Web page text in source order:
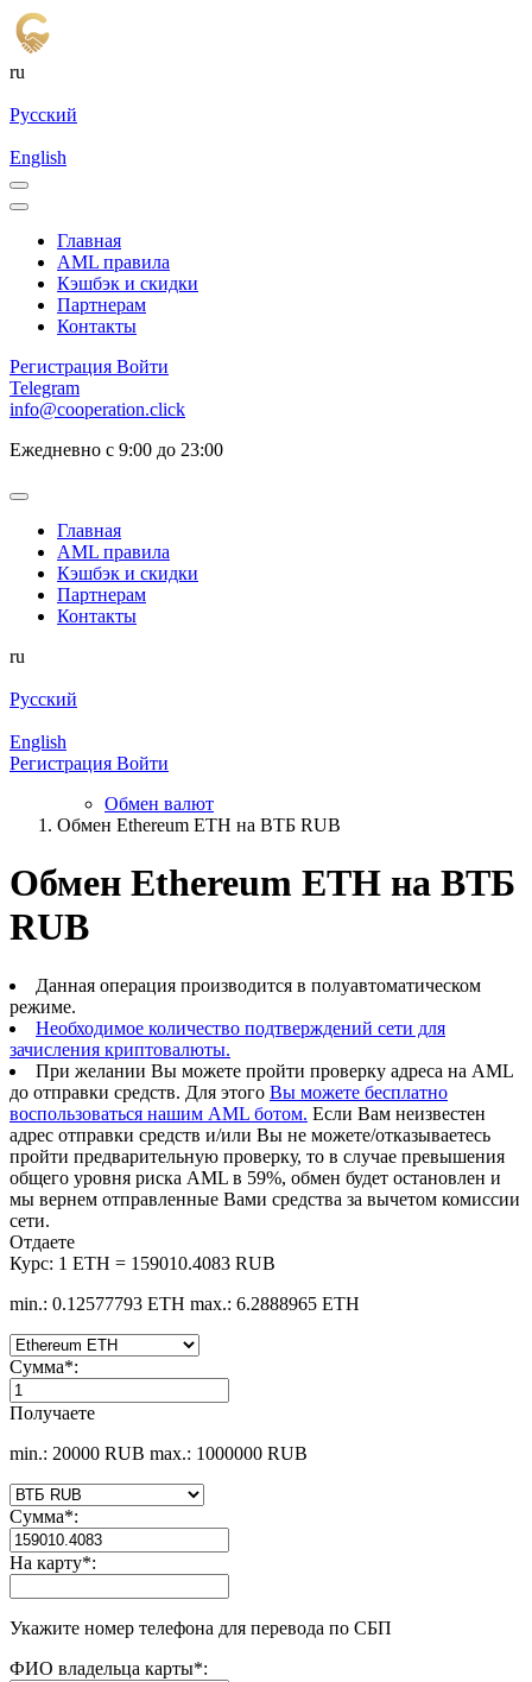
ru
Русский
English
Главная
AML правила
Кэшбэк и cкидки
Партнерам
Контакты
Регистрация Войти
Telegram
info@cooperation.click
Ежедневно с 9:00 до 23:00
Главная
AML правила
Кэшбэк и cкидки
Партнерам
Контакты
ru
Русский
English
Регистрация Войти
Обмен валют
Обмен Ethereum ETH на ВТБ RUB
Обмен Ethereum ETH на ВТБ
RUB
Данная операция производится в полуавтоматическом
режиме.
Необходимое количество подтверждений сети для
зачисления криптовалюты.
При желании Вы можете пройти проверку адреса на AML
до отправки средств. Для этого Вы можете бесплатно
воспользоваться нашим AML ботом. Если Вам неизвестен
адрес отправки средств и/или Вы не можете/отказываетесь
пройти предварительную проверку, то в случае превышения
общего уровня риска AML в 59%, обмен будет остановлен и
мы вернем отправленные Вами средства за вычетом комиссии
сети.
Отдаете
Курс: 1 ETH = 159010.4083 RUB
min.: 0.12577793 ETH max.: 6.2888965 ETH
Сумма*:
Получаете
min.: 20000 RUB max.: 1000000 RUB
Сумма*:
На карту*:
Укажите номер телефона для перевода по СБП
ФИО владельца карты*: